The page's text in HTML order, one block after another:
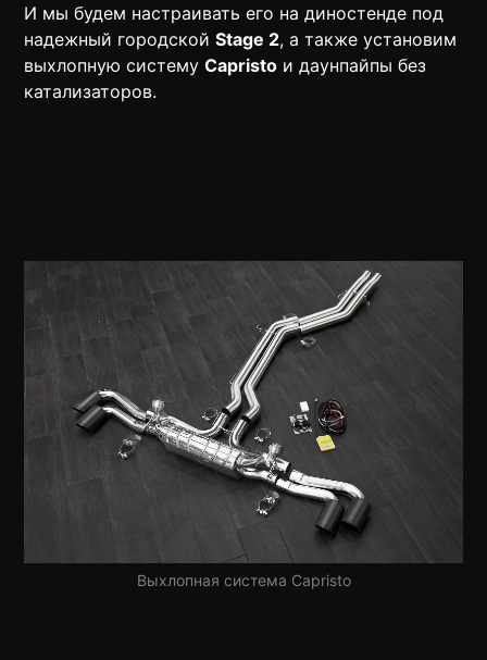
И мы будем настраивать его на диностенде под
надежный городскойStage 2, а также установим
выхлопную системуCapristo и даунпайпы без
катализаторов.
Выхлопная система Capristo